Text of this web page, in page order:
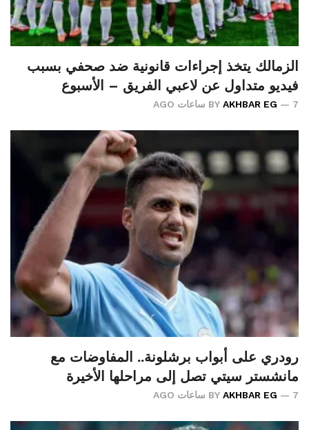
الزمالك يتخذ إجراءات قانونية ضد صحفي بسبب
فيديو متداول عن لاعبي الفريق – الأسبوع
BY AKHBAR EG 7 ساعات AGO
رودري على أبواب برشلونة.. المفاوضات مع
مانشستر سيتي تصل إلى مراحلها الأخيرة
BY AKHBAR EG 7 ساعات AGO